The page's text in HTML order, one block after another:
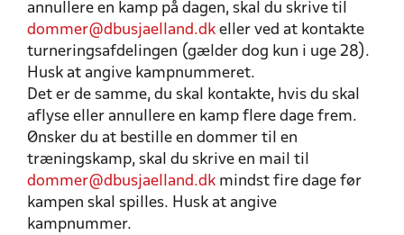
annullere en kamp på dagen, skal du skrive til
dommer@dbusjaelland.dk eller ved at kontakte
turneringsafdelingen (gælder dog kun i uge 28).
Husk at angive kampnummeret.
Det er de samme, du skal kontakte, hvis du skal
aflyse eller annullere en kamp flere dage frem.
Ønsker du at bestille en dommer til en
træningskamp, skal du skrive en mail til
dommer@dbusjaelland.dk mindst fire dage før
kampen skal spilles. Husk at angive
kampnummer.